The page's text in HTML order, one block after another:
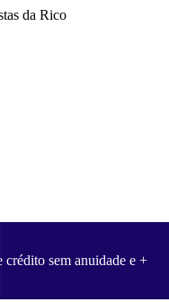
da Rico
crédito sem anuidade e +